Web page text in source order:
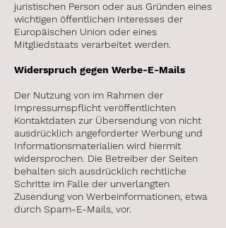
juristischen Person oder aus Gründen eines
wichtigen öffentlichen Interesses der
Europäischen Union oder eines
Mitgliedstaats verarbeitet werden.
Widerspruch gegen Werbe-E-Mails
Der Nutzung von im Rahmen der
Impressumspflicht veröffentlichten
Kontaktdaten zur Übersendung von nicht
ausdrücklich angeforderter Werbung und
Informationsmaterialien wird hiermit
widersprochen. Die Betreiber der Seiten
behalten sich ausdrücklich rechtliche
Schritte im Falle der unverlangten
Zusendung von Werbeinformationen, etwa
durch Spam-E-Mails, vor.